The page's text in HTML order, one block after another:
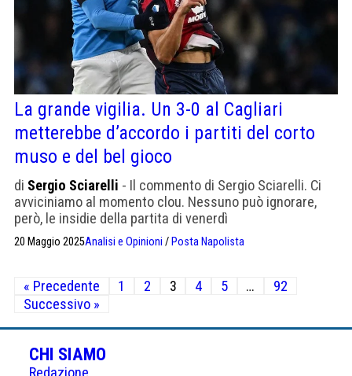
La grande vigilia. Un 3-0 al Cagliari
metterebbe d’accordo i partiti del corto
muso e del bel gioco
di Sergio Sciarelli - Il commento di Sergio Sciarelli. Ci
avviciniamo al momento clou. Nessuno può ignorare,
però, le insidie della partita di venerdì
20 Maggio 2025Analisi e Opinioni / Posta Napolista
Paginazione
degli
articoli
« Precedente 1 2 3 4 5 …
92
Successivo »
CHI SIAMO